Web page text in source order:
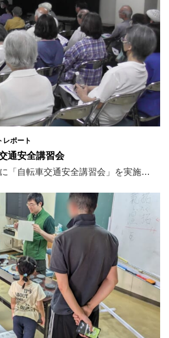
レポート
通安全講習会
「自転車交通安全講習会」を実施…